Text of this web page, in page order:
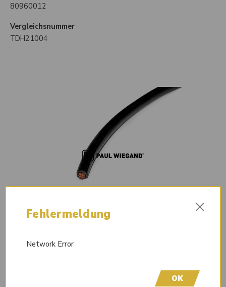
80960012
Vergleichsnummer
TDH21004
Fehlermeldung ×
Network Error
OK